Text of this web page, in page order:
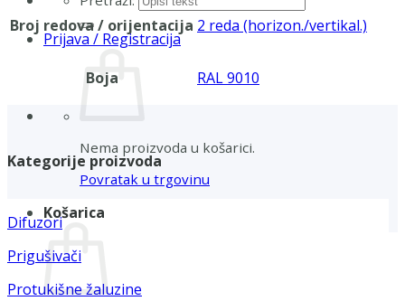
Prijava / Registracija
Nema proizvoda u košarici.
Povratak u trgovinu
Košarica
Broj redova / orijentacija 2 reda (horizon./vertikal.)
Boja RAL 9010
Kategorije proizvoda
Difuzori
Prigušivači
Protukišne žaluzine